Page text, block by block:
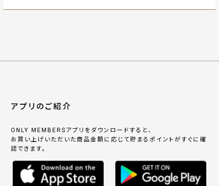
アプリのご紹介
ONLY MEMBERSアプリをダウンロードすると、
お買い上げいただいた商品金額に応じて貯まるポイントがすぐに確
認できます。